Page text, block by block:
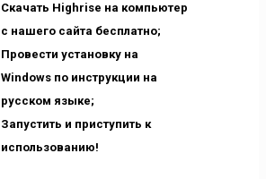
Скачать Highrise на компьютер
с нашего сайта бесплатно;
Провести установку на
Windows по инструкции на
русском языке;
Запустить и приступить к
использованию!